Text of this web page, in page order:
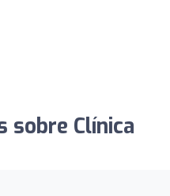
sobre Clínica